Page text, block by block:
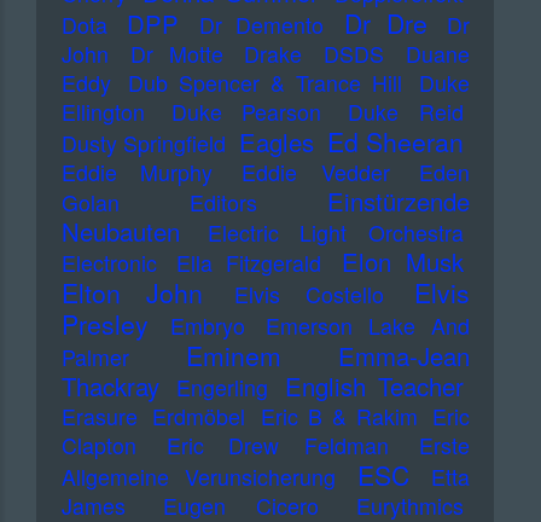
Dota
DPP Dr Demento Dr Dre
Dr
John
Dr Motte Drake DSDS
Duane
Eddy
Dub Spencer & Trance Hill
Duke
Ellington
Duke Pearson
Duke Reid
Dusty Springfield Eagles Ed Sheeran
Eddie Murphy Eddie Vedder
Eden
Golan
Editors
Einstürzende
Neubauten
Electric Light Orchestra
Electronic
Ella Fitzgerald Elon Musk
Elton John Elvis Costello
Elvis
Presley
Embryo
Emerson Lake And
Palmer
Eminem
Emma-Jean
Thackray
Engerling English Teacher
Erasure Erdmöbel Eric B & Rakim Eric
Clapton
Eric Drew Feldman
Erste
Allgemeine Verunsicherung
ESC
Etta
James
Eugen Cicero
Eurythmics